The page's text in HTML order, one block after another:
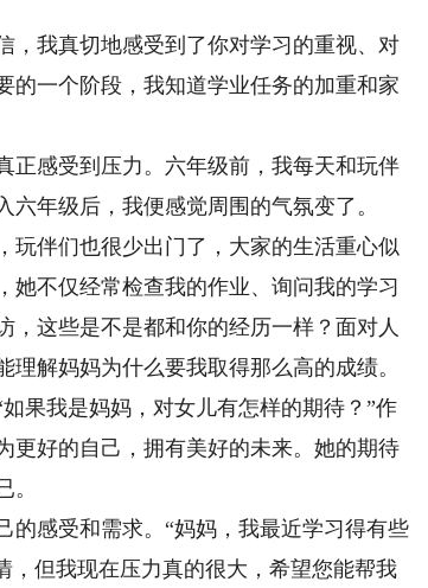
我真切地感受到了你对学习的重视、对
的一个阶段，我知道学业任务的加重和家
感受到压力。六年级前，我每天和玩伴
年级后，我便感觉周围的气氛变了。
伴们也很少出门了，大家的生活重心似
不仅经常检查我的作业、询问我的学习
，这些是不是都和你的经历一样？面对人
解妈妈为什么要我取得那么高的成绩。
我是妈妈，对女儿有怎样的期待？”作
更好的自己，拥有美好的未来。她的期待
。
感受和需求。“妈妈，我最近学习得有些
，但我现在压力真的很大，希望您能帮我
乐章 “小训导员”与警犬的反差萌